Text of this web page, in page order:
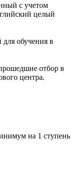
с учетом
целый
обучения в
отбор в
центра.
на 1 ступень